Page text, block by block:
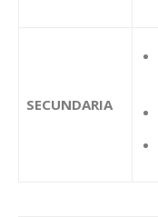
SECUNDARIA